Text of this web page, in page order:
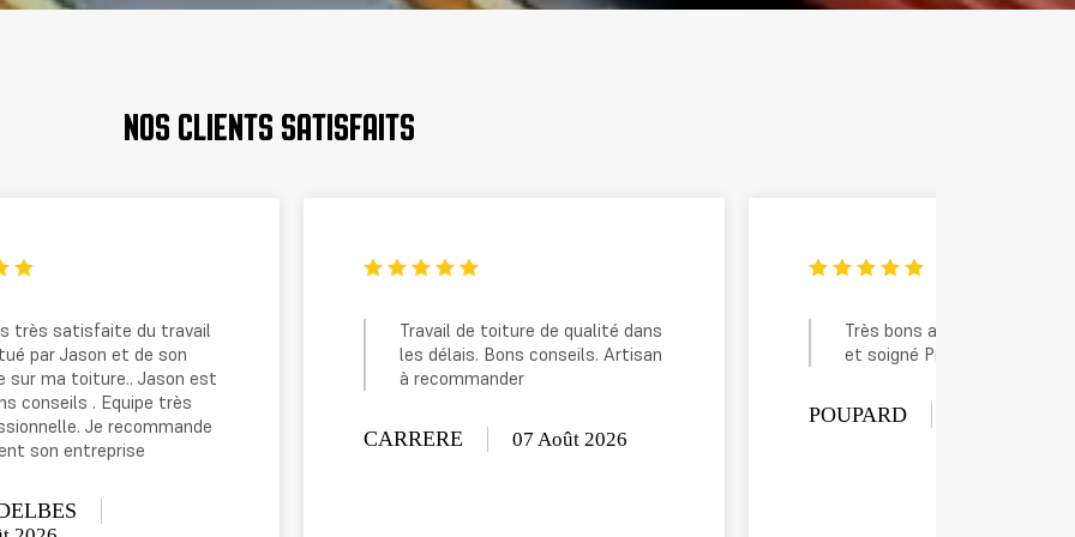
NOS CLIENTS SATISFAITS
Travail de toiture de qualité dans
les délais. Bons conseils. Artisan
à recommander
CARRERE 07 Août 2026
Très bons artisans Travail rapide
et soigné Prix raisonnable
07 Août 2026